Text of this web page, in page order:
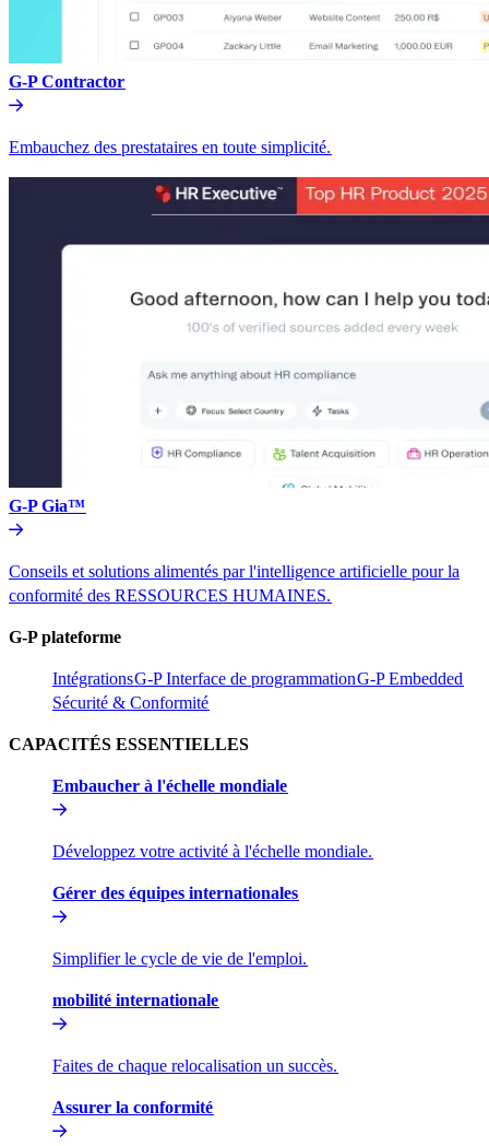
G-P Contractor​​
Embauchez des prestataires en toute simplicité.​​
G-P Gia™​​
Conseils et solutions alimentés par l'intelligence artificielle pour la
conformité des RESSOURCES HUMAINES.​​
G-P plateforme​​
Intégrations​​G-P Interface de programmation​​G-P Embedded​​
Sécurité & Conformité​​
CAPACITÉS ESSENTIELLES​​
Embaucher à l'échelle mondiale​​
Développez votre activité à l'échelle mondiale.​​
Gérer des équipes internationales​​
Simplifier le cycle de vie de l'emploi.​​
mobilité internationale​​
Faites de chaque relocalisation un succès.​​
Assurer la conformité​​